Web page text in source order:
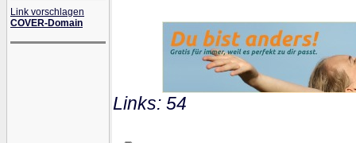
Link vorschlagen
COVER-Domain
Links: 54